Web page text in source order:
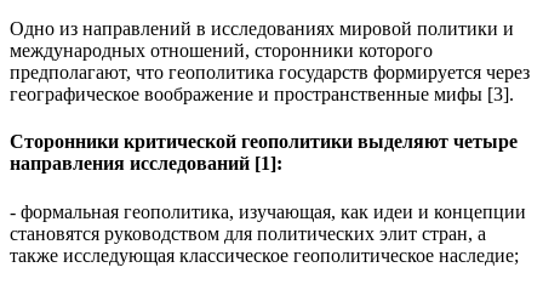
Одно из направлений в исследованиях мировой политики и
международных отношений, сторонники которого
предполагают, что геополитика государств формируется через
географическое воображение и пространственные мифы [3].
Сторонники критической геополитики выделяют четыре
направления исследований [1]:
- формальная геополитика, изучающая, как идеи и концепции
становятся руководством для политических элит стран, а
также исследующая классическое геополитическое наследие;